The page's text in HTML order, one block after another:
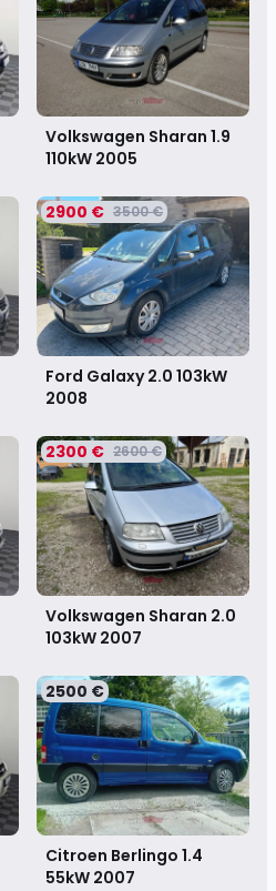
Volkswagen Sharan 1.9
110kW 2005
2900 € 3500 €
Ford Galaxy 2.0 103kW
2008
2300 € 2600 €
Volkswagen Sharan 2.0
103kW 2007
2500 €
Citroen Berlingo 1.4
55kW 2007